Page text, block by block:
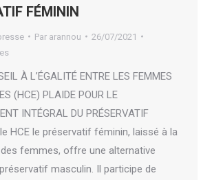
FÉMININ
Par arannou
26/07/2021
À L’ÉGALITÉ ENTRE LES FEMMES
(HCE) PLAIDE POUR LE
INTÉGRAL DU PRÉSERVATIF
HCE le préservatif féminin, laissé à la
femmes, offre une alternative
masculin. Il participe de